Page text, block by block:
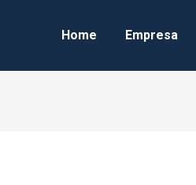
Home Empresa